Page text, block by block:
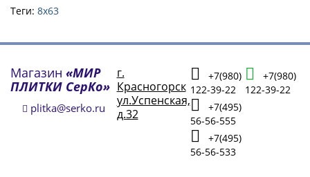
Теги: 8х63
Магазин «МИР
ПЛИТКИ СерКо»
plitka@serko.ru
г.
Красногорск
ул.Успенская,
д.32
+7(980)
122-39-22
+7(495)
56-56-555
+7(495)
56-56-533
+7(980)
122-39-22